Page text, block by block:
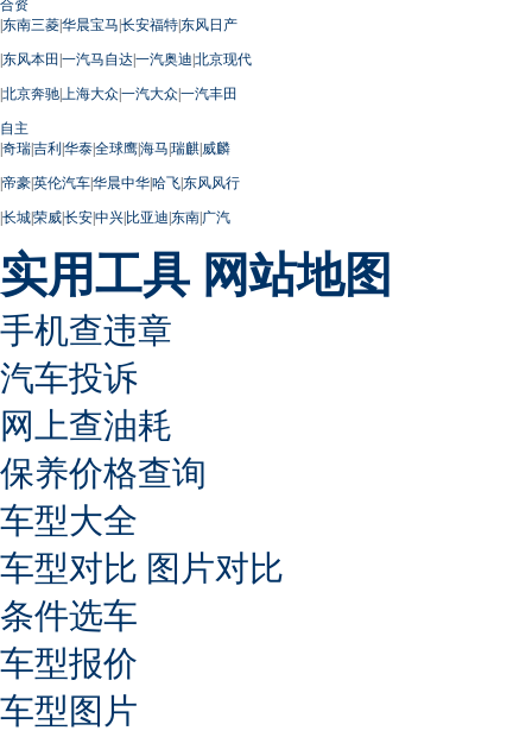
合资
|东南三菱|华晨宝马|长安福特|东风日产
|东风本田 |一汽马自达|一汽奥迪|北京现代
|北京奔驰| 上海大众|一汽大众|一汽丰田
自主
|奇瑞|吉利|华泰|全球鹰|海马|瑞麒|威麟
|帝豪|英伦汽车|华晨中华|哈飞|东风风行
|长城|荣威|长安|中兴|比亚迪|东南|广汽
实用工具 网站地图
手机查违章
汽车投诉
网上查油耗
保养价格查询
车型大全
车型对比 图片对比
条件选车
车型报价
车型图片